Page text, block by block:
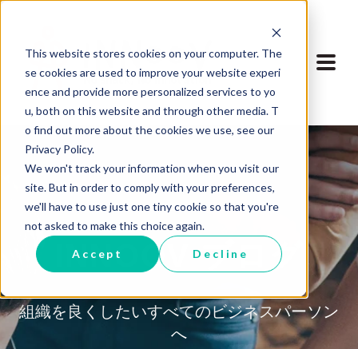
This website stores cookies on your computer. The
se cookies are used to improve your website experi
ence and provide more personalized services to yo
u, both on this website and through other media. T
o find out more about the cookies we use, see our
Privacy Policy.
We won't track your information when you visit our
site. But in order to comply with your preferences,
we'll have to use just one tiny cookie so that you're
not asked to make this choice again.
Accept Decline
INNOOV ブログ
組織を良くしたいすべてのビジネスパーソン
へ